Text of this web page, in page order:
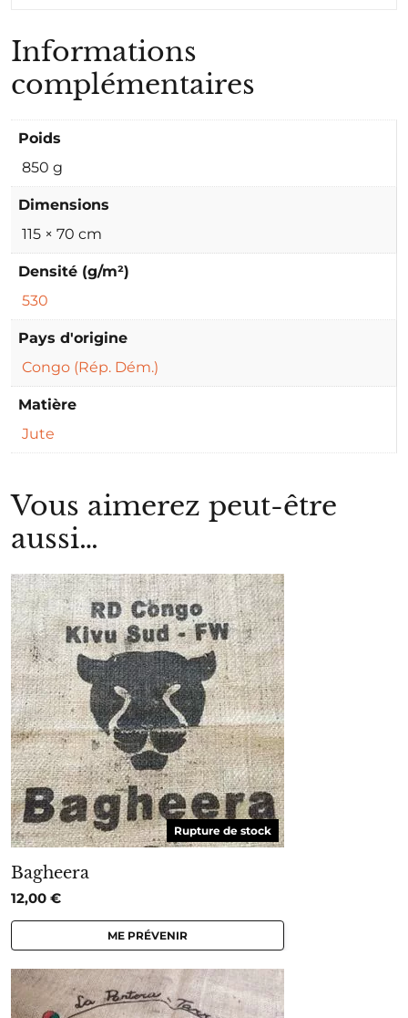
Informations
complémentaires
Poids
850 g
Dimensions
115 × 70 cm
Densité (g/m²)
530
Pays d'origine
Congo (Rép. Dém.)
Matière
Jute
Vous aimerez peut-être
aussi…
Rupture de stock
Bagheera
12,00 €
ME PRÉVENIR